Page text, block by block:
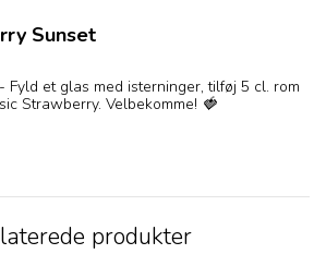
Sunset
Fyld et glas med isterninger, tilføj 5 cl. rom
Strawberry. Velbekomme! 🍓
produkter